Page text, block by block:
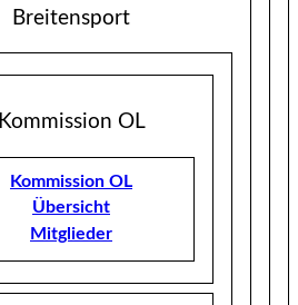
Breitensport
Kommission OL
Kommission OL
Übersicht
Mitglieder